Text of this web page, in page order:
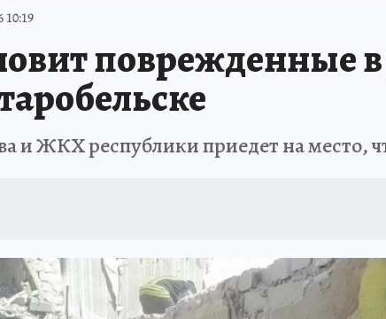
ПРОИСШЕСТВИЯ
10:19
поврежденные
и ЖКХ республики приедет на место,